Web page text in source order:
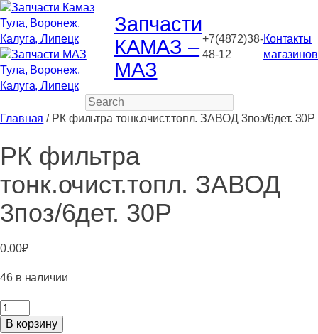
Запчасти
КАМАЗ –
МАЗ
+7(4872)38-
48-12
Контакты
магазинов
Search
Главная / РК фильтра тонк.очист.топл. ЗАВОД 3поз/6дет. 30Р
РК фильтра
тонк.очист.топл. ЗАВОД
3поз/6дет. 30Р
0.00₽
46 в наличии
Количество
товара
В корзину